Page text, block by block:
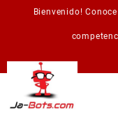
Bienvenido!